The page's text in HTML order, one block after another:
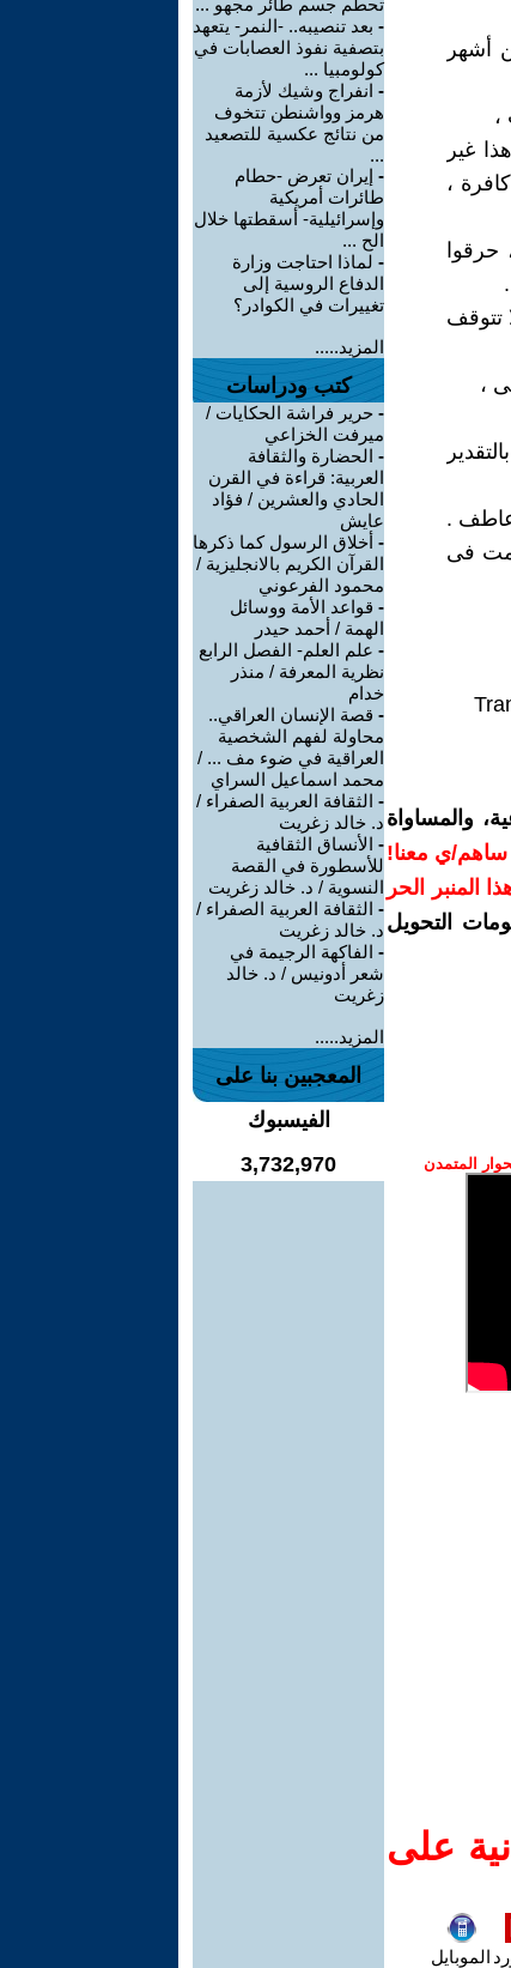
أشهر
غير
،
تتوقف
،
عاطف .
فى
والمساواة
ساهم/ي معنا!
المنبر الحر
التحويل
المتمدن
على
الموبايل
تحطم جسم طائر مجهو ...
- بعد تنصيبه.. -النمر- يتعهد
بتصفية نفوذ العصابات في
كولومبيا ...
- انفراج وشيك لأزمة
هرمز وواشنطن تتخوف
من نتائج عكسية للتصعيد
...
- إيران تعرض -حطام
طائرات أمريكية
وإسرائيلية- أسقطتها خلال
الح ...
- لماذا احتاجت وزارة
الدفاع الروسية إلى
تغييرات في الكوادر؟
المزيد.....
كتب ودراسات
- حرير فراشة الحكايات /
ميرفت الخزاعي
- الحضارة والثقافة
العربية: قراءة في القرن
الحادي والعشرين / فؤاد
عايش
- أخلاق الرسول كما ذكرها
القرآن الكريم بالانجليزية /
محمود الفرعوني
- قواعد الأمة ووسائل
الهمة / أحمد حيدر
- علم العلم- الفصل الرابع
نظرية المعرفة / منذر
خدام
- قصة الإنسان العراقي..
محاولة لفهم الشخصية
العراقية في ضوء مف ... /
محمد اسماعيل السراي
- الثقافة العربية الصفراء /
د. خالد زغريت
- الأنساق الثقافية
للأسطورة في القصة
النسوية / د. خالد زغريت
- الثقافة العربية الصفراء /
د. خالد زغريت
- الفاكهة الرجيمة في
شعر أدونيس / د. خالد
زغريت
المزيد.....
المعجبين بنا على
الفيسبوك
3,732,970